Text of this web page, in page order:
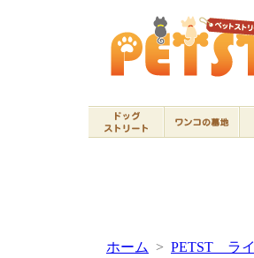
ホーム > PETST ラ